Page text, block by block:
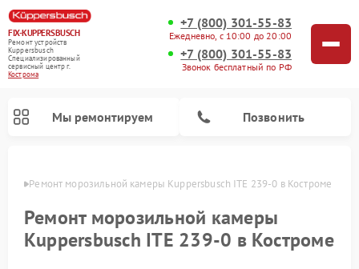
FIX-KUPPERSBUSCH
Ремонт устройств
Kuppersbusch
Специализированный
cервисный центр г.
Кострома
+7 (800) 301-55-83
Ежедневно, с 10:00 до 20:00
+7 (800) 301-55-83
Звонок бесплатный по РФ
Мы ремонтируем Позвонить
Ремонт морозильной камеры Kuppersbusch ITE 239-0 в Костроме
Ремонт морозильной камеры
Kuppersbusch ITE 239-0 в Костроме